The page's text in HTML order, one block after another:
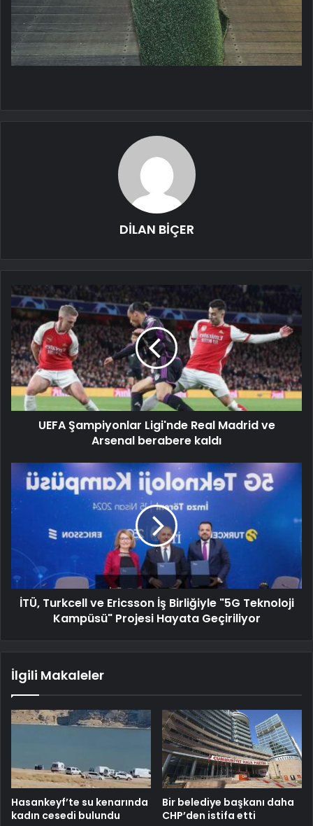
DİLAN BİÇER
UEFA Şampiyonlar Ligi'nde Real Madrid ve
Arsenal berabere kaldı
İTÜ, Turkcell ve Ericsson İş Birliğiyle "5G Teknoloji
Kampüsü" Projesi Hayata Geçiriliyor
İlgili Makaleler
Hasankeyf’te su kenarında
kadın cesedi bulundu
Bir belediye başkanı daha
CHP’den istifa etti